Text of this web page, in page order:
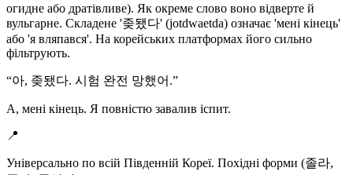
огидне або дратівливе). Як окреме слово воно відверте й
вульгарне. Складене '좆됐다' (jotdwaetda) означає 'мені кінець'
або 'я вляпався'. На корейських платформах його сильно
фільтрують.
“아, 좆됐다. 시험 완전 망했어.”
А, мені кінець. Я повністю завалив іспит.
📍
Універсально по всій Південній Кореї. Похідні форми (졸라,